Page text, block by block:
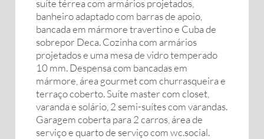
suíte térrea com armários projetados,
banheiro adaptado com barras de apoio,
bancada em mármore travertino e Cuba de
sobrepor Deca. Cozinha com armários
projetados e uma mesa de vidro temperado
10 mm. Despensa com bancadas em
mármore, área gourmet com churrasqueira e
terraço coberto. Suíte master com closet,
varanda e solário, 2 semi-suítes com varandas.
Garagem coberta para 2 carros, área de
serviço e quarto de serviço com wc.social.